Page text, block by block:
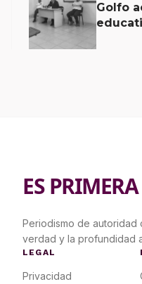
Golfo
ES
Periodismo de autoridad
verdad y la profundidad
LEGAL
Privacidad